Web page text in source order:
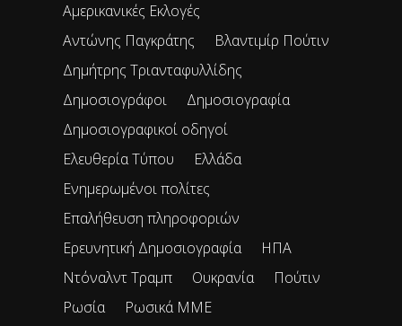
Αμερικανικές Εκλογές
Αντώνης Παγκράτης
Βλαντιμίρ Πούτιν
Δημήτρης Τριανταφυλλίδης
Δημοσιογράφοι
Δημοσιογραφία
Δημοσιογραφικοί οδηγοί
Ελευθερία Τύπου
Ελλάδα
Ενημερωμένοι πολίτες
Επαλήθευση πληροφοριών
Ερευνητική Δημοσιογραφία
ΗΠΑ
Ντόναλντ Τραμπ
Ουκρανία
Πούτιν
Ρωσία
Ρωσικά ΜΜΕ